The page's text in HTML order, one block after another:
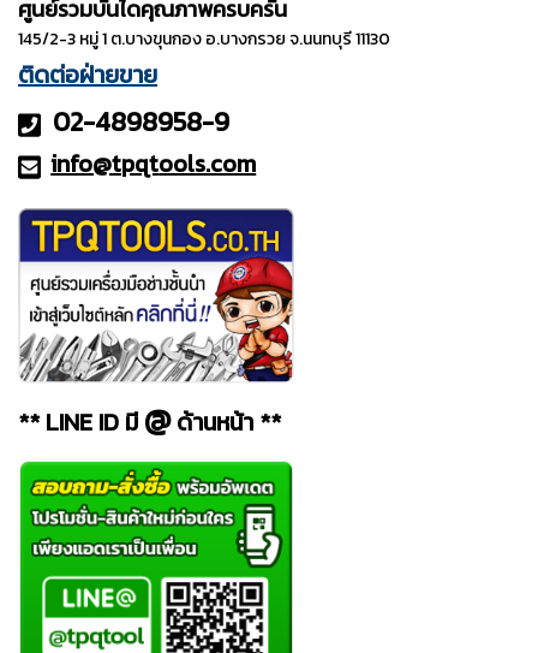
ศูนย์รวมบันไดคุณภาพครบครัน
145/2-3 หมู่ 1 ต.บางขุนกอง อ.บางกรวย จ.นนทบุรี 11130
ติดต่อฝ่ายขาย
02-4898958-9
info@tpqtools.com
** LINE ID มี @ด้านหน้า **